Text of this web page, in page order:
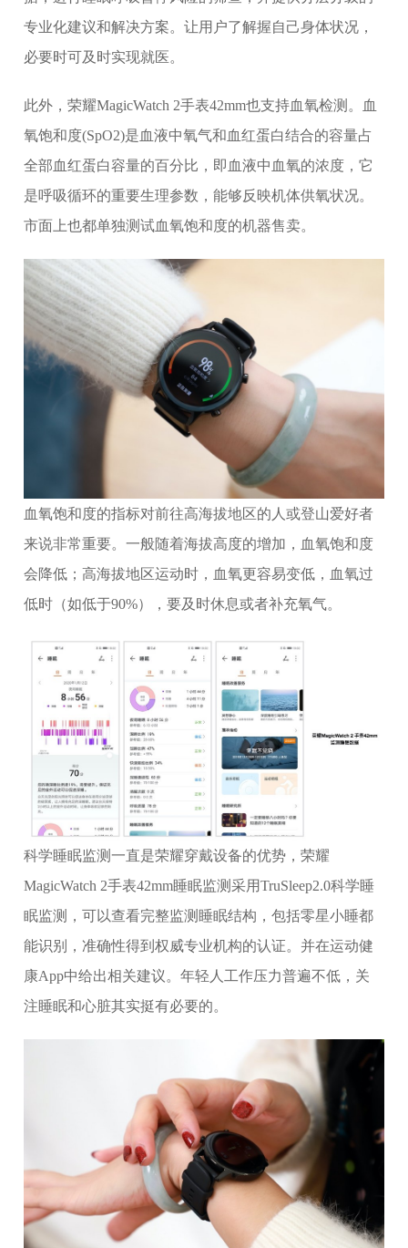
专业化建议和解决方案。让用户了解握自己身体状况，
必要时可及时实现就医。
此外，荣耀MagicWatch 2手表42mm也支持血氧检测。血
氧饱和度(SpO2)是血液中氧气和血红蛋白结合的容量占
全部血红蛋白容量的百分比，即血液中血氧的浓度，它
是呼吸循环的重要生理参数，能够反映机体供氧状况。
市面上也都单独测试血氧饱和度的机器售卖。
血氧饱和度的指标对前往高海拔地区的人或登山爱好者
来说非常重要。一般随着海拔高度的增加，血氧饱和度
会降低；高海拔地区运动时，血氧更容易变低，血氧过
低时（如低于90%），要及时休息或者补充氧气。
科学睡眠监测一直是荣耀穿戴设备的优势，荣耀
MagicWatch 2手表42mm睡眠监测采用TruSleep2.0科学睡
眠监测，可以查看完整监测睡眠结构，包括零星小睡都
能识别，准确性得到权威专业机构的认证。并在运动健
康App中给出相关建议。年轻人工作压力普遍不低，关
注睡眠和心脏其实挺有必要的。